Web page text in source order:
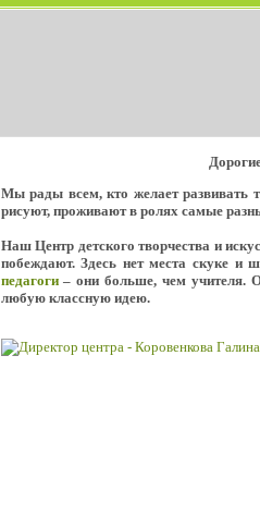
Мы рады всем, кто желает развивать
рисуют, проживают в ролях самые
Наш Центр детского творчества и
побеждают. Здесь нет места скуке и
педагоги– они больше, чем учителя.
любую классную идею.